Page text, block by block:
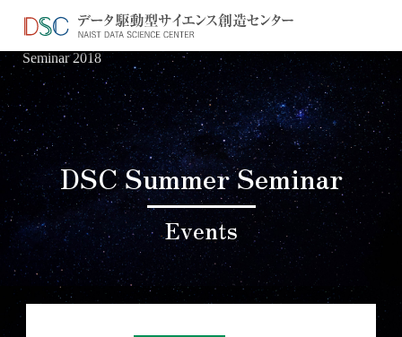
TOP ＞ イベント情報
＞ NAIST DSC Summer
Seminar 2018
DSC Summer Seminar
Events